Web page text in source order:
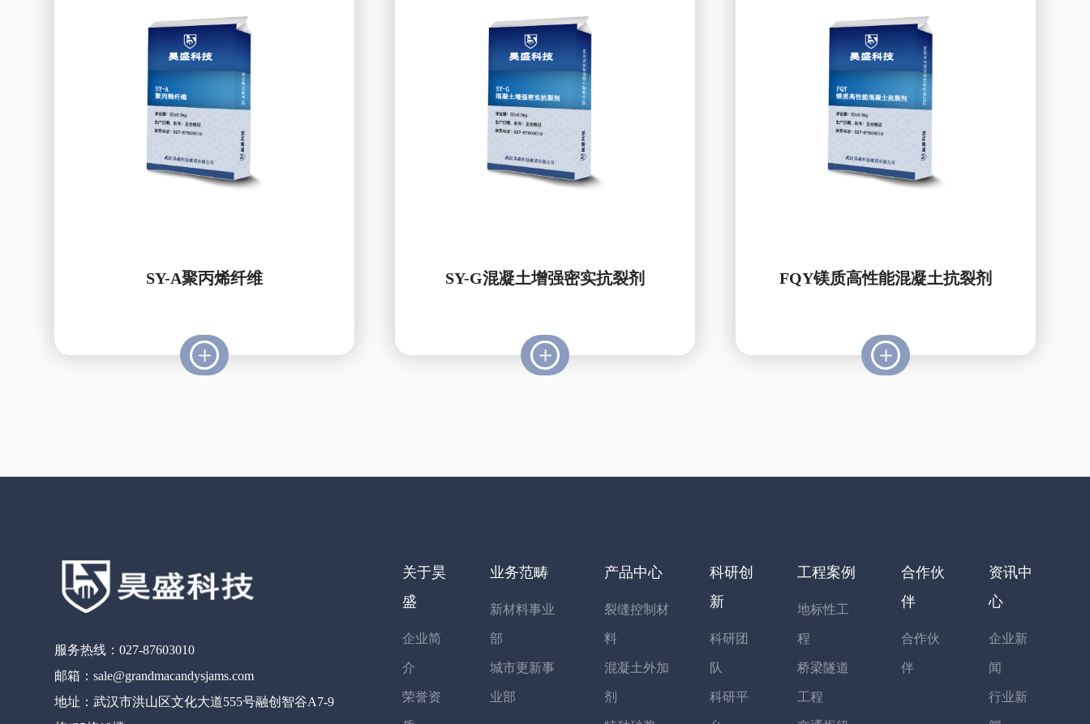
SY-A聚丙烯纤维 SY-G混凝土增强密实抗裂剂 FQY镁质高性能混凝土抗裂剂
服务热线：027-87603010
邮箱：sale@grandmacandysjams.com
地址：武汉市洪山区文化大道555号融创智谷A7-9
关于昊
盛
企业简
介
荣誉资
业务范畴
新材料事业
部
城市更新事
业部
产品中心
裂缝控制材
料
混凝土外加
剂
科研创
新
科研团
队
科研平
工程案例
地标性工
程
桥梁隧道
工程
合作伙
伴
合作伙
伴
资讯中
心
企业新
闻
行业新